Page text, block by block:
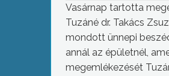
Vasárnap tartotta
Tuzáné dr. Takács
mondott ünnepi
annál az épületnél,
megemlékezését